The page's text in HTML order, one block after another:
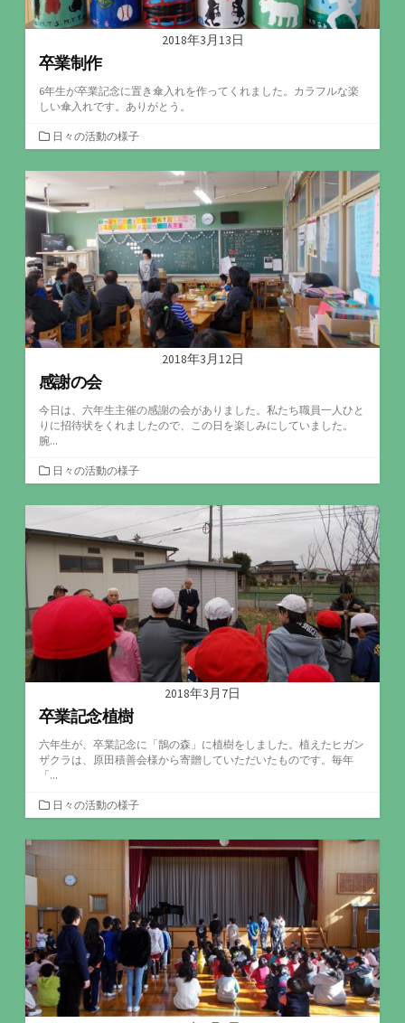
2018年3月13日
卒業制作
6年生が卒業記念に置き傘入れを作ってくれました。カラフルな楽
しい傘入れです。ありがとう。
カ
テ
ゴ
リ
ー
日々の活動の様子
2018年3月12日
感謝の会
今日は、六年生主催の感謝の会がありました。私たち職員一人ひと
りに招待状をくれましたので、この日を楽しみにしていました。
腕...
カ
テ
ゴ
ー
日々の活動の様子
2018年3月7日
卒業記念植樹
六年生が、卒業記念に「鵲の森」に植樹をしました。植えたヒガン
ザクラは、原田積善会様から寄贈していただいたものです。毎年
「...
カ
テ
ゴ
日々の活動の様子